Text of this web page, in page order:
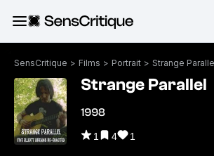
SensCritique > Films > Portrait > Strange
Strange Parallel
1998
1 4 1